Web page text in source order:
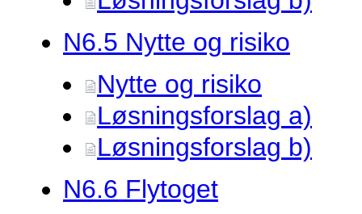
N6.5 Nytte og risiko
Nytte og risiko
Løsningsforslag a)
Løsningsforslag b)
N6.6 Flytoget